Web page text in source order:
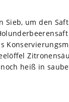
um den
heiß in